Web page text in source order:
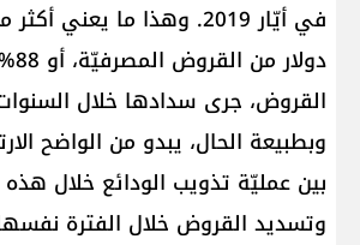
القروض، جرى سدادها خلال
وبطبيعة الحال، يبدو من الواضح
بين عمليّة تذويب الودائع خلال هذه
وتسديد القروض خلال الفترة